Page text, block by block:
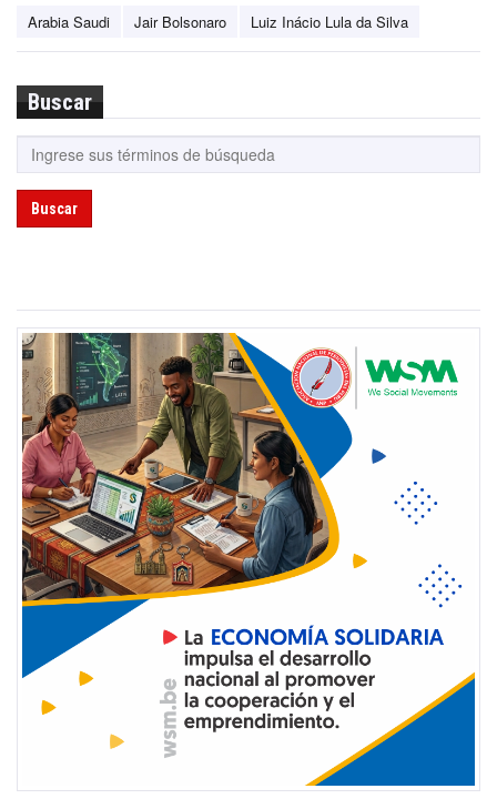
Arabia Saudi Jair Bolsonaro Luiz Inácio Lula da Silva
Buscar
Buscar